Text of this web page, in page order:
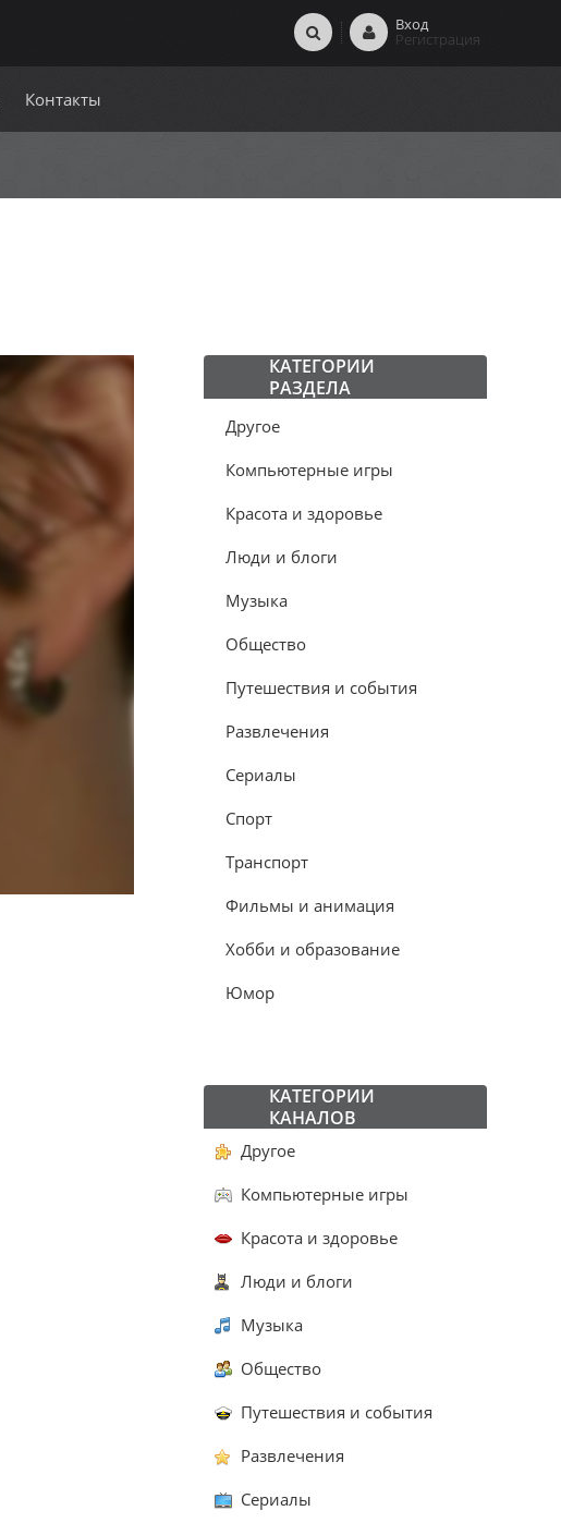
Вход
Регистрация
Контакты
КАТЕГОРИИ
РАЗДЕЛА
Другое
Компьютерные игры
Красота и здоровье
Люди и блоги
Музыка
Общество
Путешествия и события
Развлечения
Сериалы
Спорт
Транспорт
Фильмы и анимация
Хобби и образование
Юмор
КАТЕГОРИИ
КАНАЛОВ
Другое
Компьютерные игры
Красота и здоровье
Люди и блоги
Музыка
Общество
Путешествия и события
Развлечения
Сериалы